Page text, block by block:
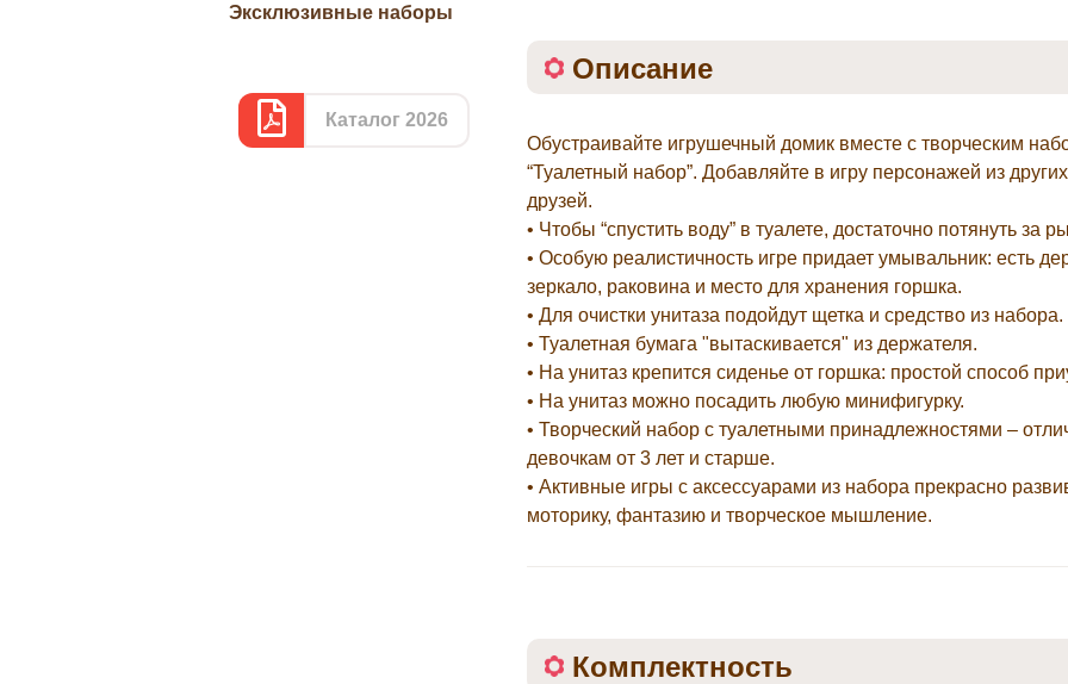
Эксклюзивные наборы
Каталог 2026
Описание
Обустраивайте игрушечный домик вместе с творческим
“Туалетный набор”. Добавляйте в игру персонажей из
друзей.
• Чтобы “спустить воду” в туалете, достаточно потянуть за
• Особую реалистичность игре придает умывальник: есть
зеркало, раковина и место для хранения горшка.
• Для очистки унитаза подойдут щетка и средство из набора.
• Туалетная бумага "вытаскивается" из держателя.
• На унитаз крепится сиденье от горшка: простой способ
• На унитаз можно посадить любую минифигурку.
• Творческий набор с туалетными принадлежностями –
девочкам от 3 лет и старше.
• Активные игры с аксессуарами из набора прекрасно
моторику, фантазию и творческое мышление.
Комплектность